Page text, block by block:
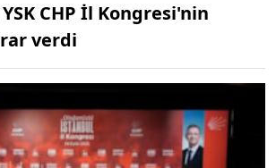
CHP İl Kongresi'nin
verdi